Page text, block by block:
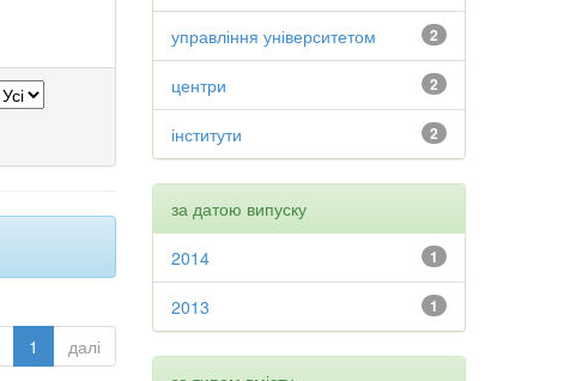
1 далі
2
управління університетом
2
центри
2
інститути
за датою випуску
1
2014
1
2013